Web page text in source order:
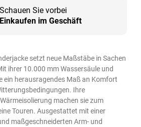
Schauen Sie vorbei
Einkaufen im Geschäft
setzt neue Maßstäbe in Sachen
ihrer 10.000 mm Wassersäule und
ein herausragendes Maß an Komfort
Ihre
machen sie zum
Touren. Ausgestattet mit einer
maßgeschneiderten Arm- und